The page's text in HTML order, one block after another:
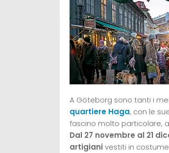
A Göteborg sono tanti i
quartiere Haga, con le
fascino molto particolare,
Dal 27 novembre al 21
artigiani vestiti in